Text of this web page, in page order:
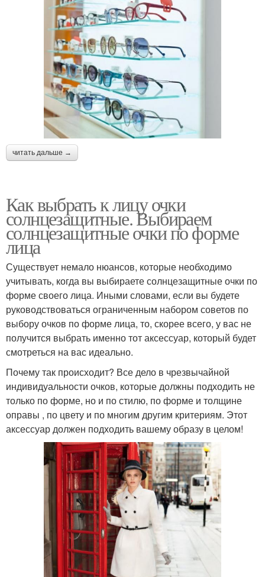
читать дальше →
Как выбрать к лицу очки
солнцезащитные. Выбираем
солнцезащитные очки по форме
лица
Существует немало нюансов, которые необходимо
учитывать, когда вы выбираете солнцезащитные очки по
форме своего лица. Иными словами, если вы будете
руководствоваться ограниченным набором советов по
выбору очков по форме лица, то, скорее всего, у вас не
получится выбрать именно тот аксессуар, который будет
смотреться на вас идеально.
Почему так происходит? Все дело в чрезвычайной
индивидуальности очков, которые должны подходить не
только по форме, но и по стилю, по форме и толщине
оправы , по цвету и по многим другим критериям. Этот
аксессуар должен подходить вашему образу в целом!